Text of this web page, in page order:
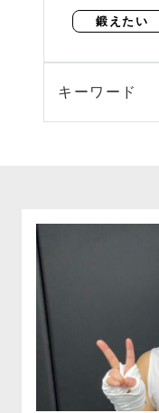
鍛えたい
キーワード